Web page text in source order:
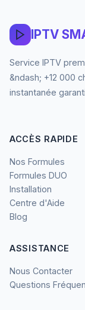
IPTV
Service IPTV
&ndash; +12 000
instantanée
ACCÈS RAPIDE
Nos Formules
Formules DUO
Installation
Centre d'Aide
Blog
ASSISTANCE
Nous Contacter
Questions